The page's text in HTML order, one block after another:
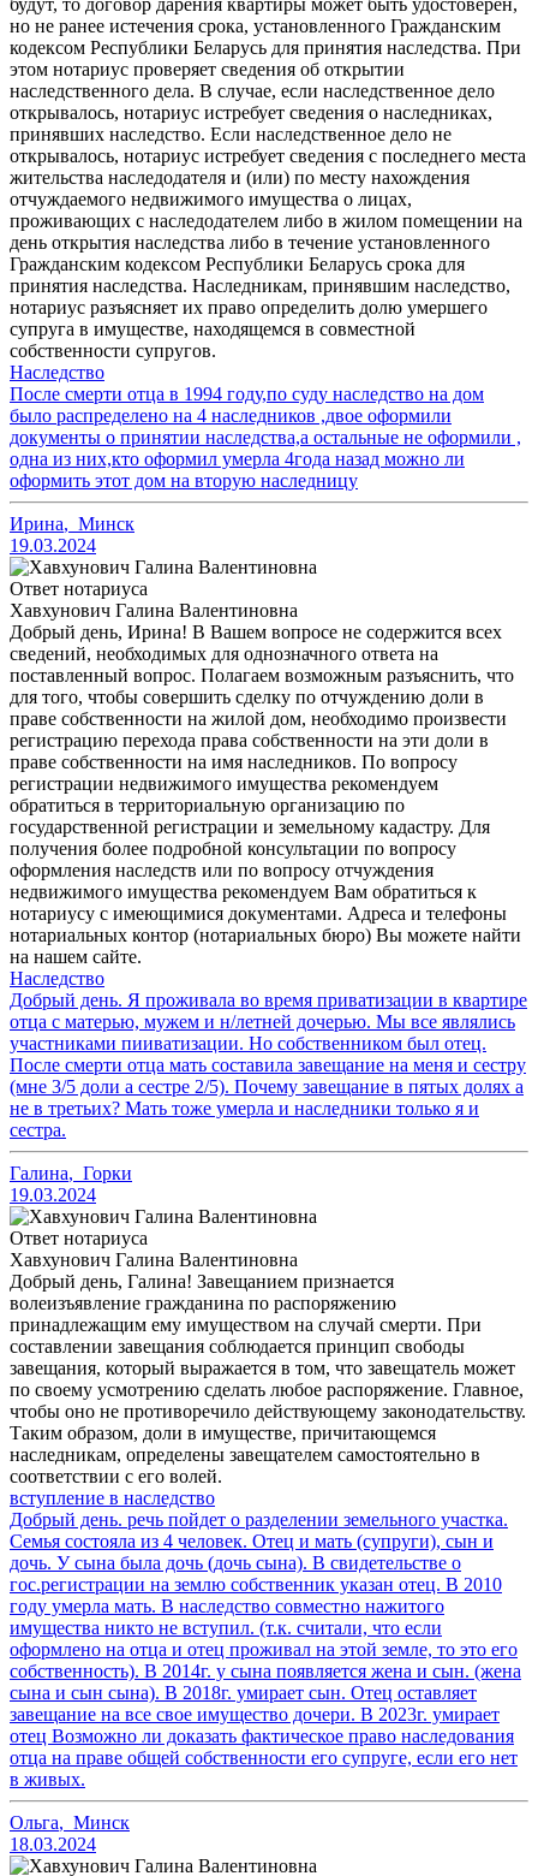
будут, то договор дарения квартиры может быть удостоверен,
но не ранее истечения срока, установленного Гражданским
кодексом Республики Беларусь для принятия наследства. При
этом нотариус проверяет сведения об открытии
наследственного дела. В случае, если наследственное дело
открывалось, нотариус истребует сведения о наследниках,
принявших наследство. Если наследственное дело не
открывалось, нотариус истребует сведения с последнего места
жительства наследодателя и (или) по месту нахождения
отчуждаемого недвижимого имущества о лицах,
проживающих с наследодателем либо в жилом помещении на
день открытия наследства либо в течение установленного
Гражданским кодексом Республики Беларусь срока для
принятия наследства. Наследникам, принявшим наследство,
нотариус разъясняет их право определить долю умершего
супруга в имуществе, находящемся в совместной
собственности супругов.
Наследство
После смерти отца в 1994 году,по суду наследство на дом
было распределено на 4 наследников ,двое оформили
документы о принятии наследства,а остальные не оформили ,
одна из них,кто оформил умерла 4года назад можно ли
оформить этот дом на вторую наследницу
Ирина, Минск
19.03.2024
Ответ нотариуса
Хавхунович Галина Валентиновна
Добрый день, Ирина! В Вашем вопросе не содержится всех
сведений, необходимых для однозначного ответа на
поставленный вопрос. Полагаем возможным разъяснить, что
для того, чтобы совершить сделку по отчуждению доли в
праве собственности на жилой дом, необходимо произвести
регистрацию перехода права собственности на эти доли в
праве собственности на имя наследников. По вопросу
регистрации недвижимого имущества рекомендуем
обратиться в территориальную организацию по
государственной регистрации и земельному кадастру. Для
получения более подробной консультации по вопросу
оформления наследств или по вопросу отчуждения
недвижимого имущества рекомендуем Вам обратиться к
нотариусу с имеющимися документами. Адреса и телефоны
нотариальных контор (нотариальных бюро) Вы можете найти
на нашем сайте.
Наследство
Добрый день. Я проживала во время приватизации в квартире
отца с матерью, мужем и н/летней дочерью. Мы все являлись
участниками пииватизации. Но собственником был отец.
После смерти отца мать составила завещание на меня и сестру
(мне 3/5 доли а сестре 2/5). Почему завещание в пятых долях а
не в третьих? Мать тоже умерла и наследники только я и
сестра.
Галина, Горки
19.03.2024
Ответ нотариуса
Хавхунович Галина Валентиновна
Добрый день, Галина! Завещанием признается
волеизъявление гражданина по распоряжению
принадлежащим ему имуществом на случай смерти. При
составлении завещания соблюдается принцип свободы
завещания, который выражается в том, что завещатель может
по своему усмотрению сделать любое распоряжение. Главное,
чтобы оно не противоречило действующему законодательству.
Таким образом, доли в имуществе, причитающемся
наследникам, определены завещателем самостоятельно в
соответствии с его волей.
вступление в наследство
Добрый день. речь пойдет о разделении земельного участка.
Семья состояла из 4 человек. Отец и мать (супруги), сын и
дочь. У сына была дочь (дочь сына). В свидетельстве о
гос.регистрации на землю собственник указан отец. В 2010
году умерла мать. В наследство совместно нажитого
имущества никто не вступил. (т.к. считали, что если
оформлено на отца и отец проживал на этой земле, то это его
собственность). В 2014г. у сына появляется жена и сын. (жена
сына и сын сына). В 2018г. умирает сын. Отец оставляет
завещание на все свое имущество дочери. В 2023г. умирает
отец Возможно ли доказать фактическое право наследования
отца на праве общей собственности его супруге, если его нет
в живых.
Ольга, Минск
18.03.2024